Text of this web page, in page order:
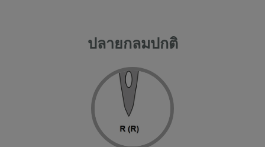
ปลายกลมปกติ